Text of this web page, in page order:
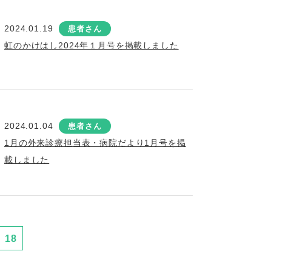
2024.01.19 患者さん
虹のかけはし2024年１月号を掲載しました
2024.01.04 患者さん
1月の外来診療担当表・病院だより1月号を掲
載しました
18